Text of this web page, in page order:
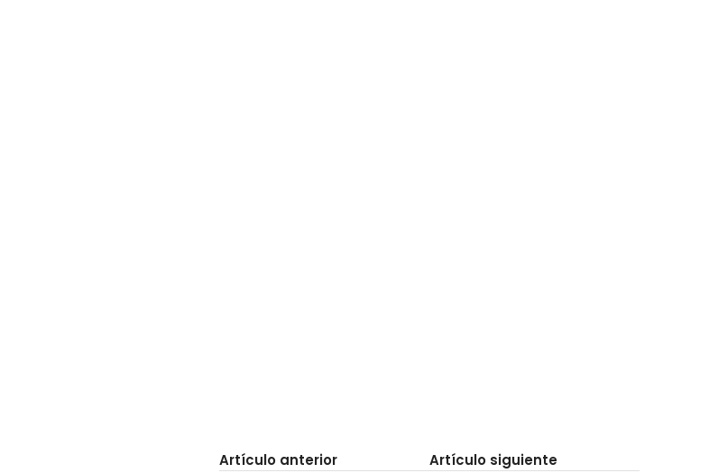
Artículo anterior Artículo siguiente